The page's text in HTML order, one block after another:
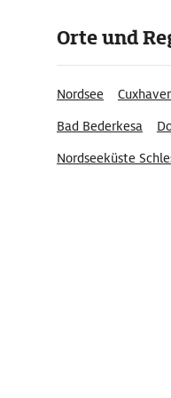
Orte und
Nordsee
Bad Bederkesa
Nordseeküste
Nationalpark